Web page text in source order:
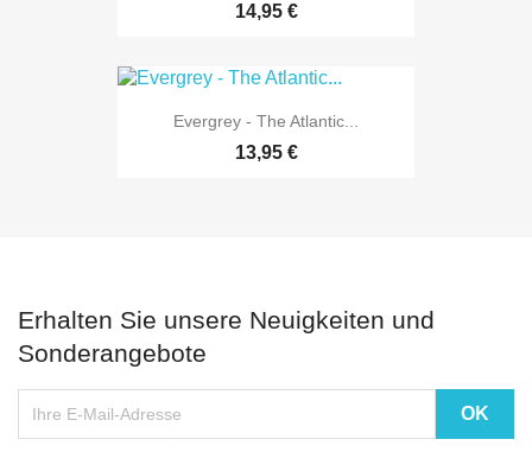
14,95 €
Evergrey - The Atlantic...
13,95 €
Erhalten Sie unsere Neuigkeiten und
Sonderangebote